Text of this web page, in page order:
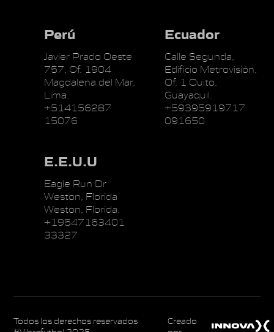
Perú
Javier Prado Oeste
757, Of. 1904
Magdalena del Mar,
Lima.
+514156287
15076
Ecuador
Calle Segunda,
Edificio Metrovisión,
Of. 1 Quito,
Guayaquil.
+59395919717
091650
E.E.U.U
Eagle Run Dr
Weston, Florida
Weston, Florida.
+19547163401
33327
Todos los derechos reservados
Creado